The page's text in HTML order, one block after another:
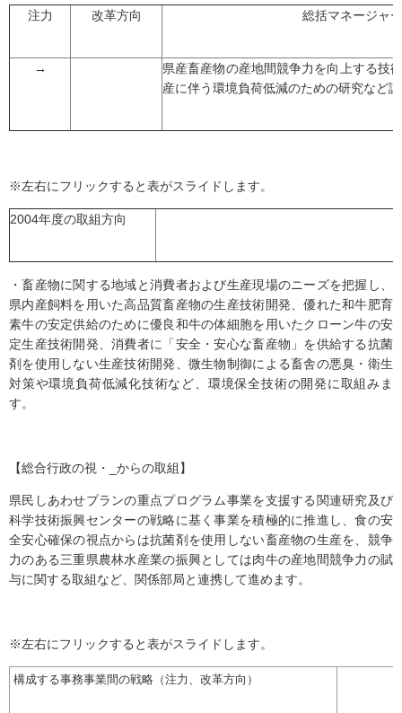
注力 改革方向 総括マネージャ
→
県産畜産物の産地間競争力を向上する技
産に伴う環境負荷低減のための研究など
※左右にフリックすると表がスライドします。
2004年度の取組方向
・畜産物に関する地域と消費者および生産現場のニーズを把握し、
県内産飼料を用いた高品質畜産物の生産技術開発、優れた和牛肥育
素牛の安定供給のために優良和牛の体細胞を用いたクローン牛の安
定生産技術開発、消費者に「安全・安心な畜産物」を供給する抗菌
剤を使用しない生産技術開発、微生物制御による畜舎の悪臭・衛生
対策や環境負荷低減化技術など、環境保全技術の開発に取組みま
す。
【総合行政の視・_からの取組】
県民しあわせプランの重点プログラム事業を支援する関連研究及び
科学技術振興センターの戦略に基く事業を積極的に推進し、食の安
全安心確保の視点からは抗菌剤を使用しない畜産物の生産を、競争
力のある三重県農林水産業の振興としては肉牛の産地間競争力の賦
与に関する取組など、関係部局と連携して進めます。
※左右にフリックすると表がスライドします。
構成する事務事業間の戦略（注力、改革方向）